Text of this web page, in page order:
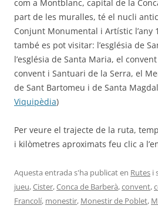
com a Montblanc, capital de la
part de les muralles, té el nucli
Conjunt Monumental i Artístic l’any
també es pot visitar: l’església de
l’església de Santa Maria, el
convent i Santuari de la Serra, el
de Sant Bartomeu i de Santa
Viquipèdia)
Per veure el trajecte de la ruta,
i kilòmetres aproximats feu clic a
Aquesta entrada s'ha publicat en Rutes i
jueu,Cister,Conca de Barberà,convent,
Francolí, monestir, Monestir de Poblet,